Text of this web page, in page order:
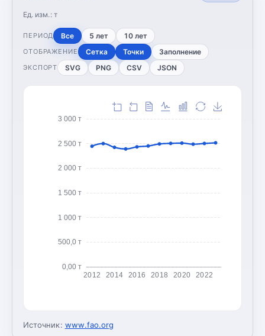
Ед. изм.: т
ПЕРИОД Все 5 лет 10 лет
ОТОБРАЖЕНИЕ Сетка Точки Заполнение
ЭКСПОРТ SVG PNG CSV JSON
0,00 т
500,0 т
1 000 т
1 500 т
2 000 т
2 500 т
3 000 т
2012 2014 2016 2018 2020 2022
Источник: www.fao.org